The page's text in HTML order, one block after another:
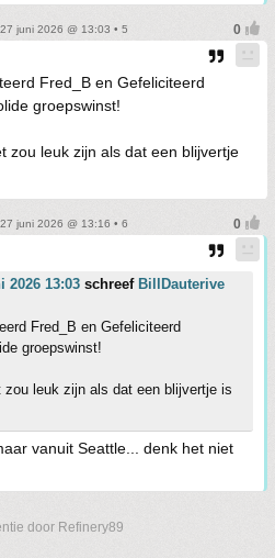
juni 2026 @ 13:03 • 5
Fred_B en Gefeliciteerd
groepswinst!
zou leuk zijn als dat een blijvertje
juni 2026 @ 13:16 • 6
2026 13:03 schreef BillDauterive
Fred_B en Gefeliciteerd
groepswinst!
leuk zijn als dat een blijvertje is
vanuit Seattle... denk het niet
door Refinery89